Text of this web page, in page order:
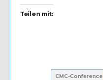
Teilen mit:
CMC-Conference